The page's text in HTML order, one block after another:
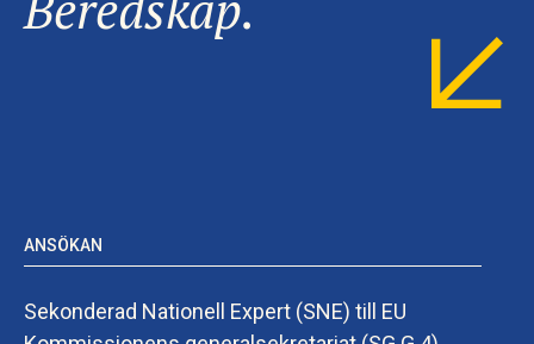
ANSÖKAN
Sekonderad Nationell Expert (SNE) till EU